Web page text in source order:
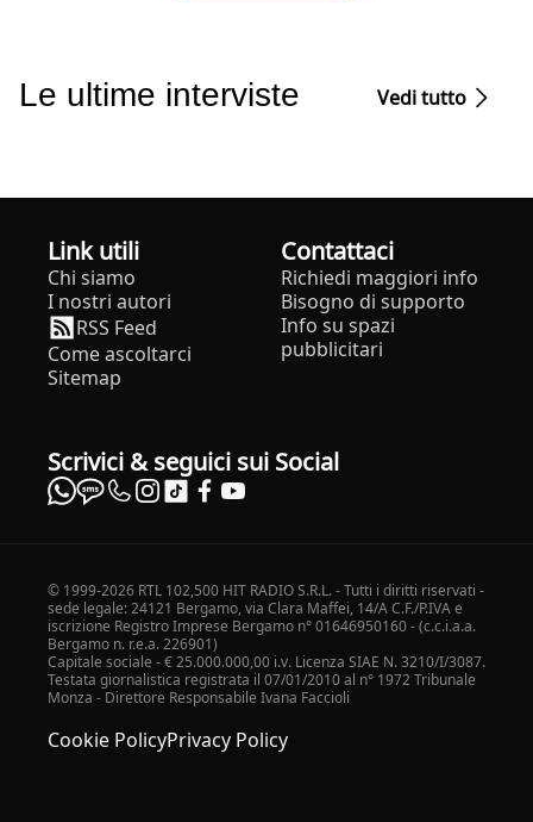
Le ultime interviste Vedi tutto
Link utili
Chi siamo
I nostri autori
RSS Feed
Come ascoltarci
Sitemap
Contattaci
Richiedi maggiori info
Bisogno di supporto
Info su spazi
pubblicitari
Scrivici & seguici sui Social
© 1999-2026 RTL 102,500 HIT RADIO S.R.L. - Tutti i diritti riservati -
sede legale: 24121 Bergamo, via Clara Maffei, 14/A C.F./P.IVA e
iscrizione Registro Imprese Bergamo n° 01646950160 - (c.c.i.a.a.
Bergamo n. r.e.a. 226901)
Capitale sociale - € 25.000.000,00 i.v. Licenza SIAE N. 3210/I/3087.
Testata giornalistica registrata il 07/01/2010 al n° 1972 Tribunale
Monza - Direttore Responsabile Ivana Faccioli
Cookie PolicyPrivacy Policy